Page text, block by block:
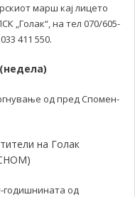
марш кај лицето
„Голак“, на тел 070/605-
411 550.
од пред Спомен-
на Голак
-годишнината од